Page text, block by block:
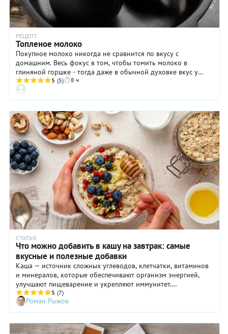
РЕЦЕПТ
Топленое молоко
Покупное молоко никогда не сравнится по вкусу с
домашним. Весь фокус в том, чтобы томить молоко в
глиняной горшке - тогда даже в обычной духовке вкус у
него будет, как из печки. На топленом молоке получаются
вкуснейшие каши, хотя лучший из всех возможных завтраков
– топленое молоко со свежим белым хлебом или
круассаном.
5 (5) 8 ч
СТАТЬЯ
Что можно добавить в кашу на завтрак: самые
вкусные и полезные добавки
Каша — источник сложных углеводов, клетчатки, витаминов
и минералов, которые обеспечивают организм энергией,
улучшают пищеварение и укрепляют иммунитет.
Разнообразие злаков позволяет готовить новые варианты
блюд и играть со вкусами. А чтобы привычная овсянка или
пшенка на молоке вам все-таки не приелась, используйте
всевозможные добавки — овощи, фрукты, орехи, цукаты,
сыры и многое другое.
5 (7)
Роман Рыжов